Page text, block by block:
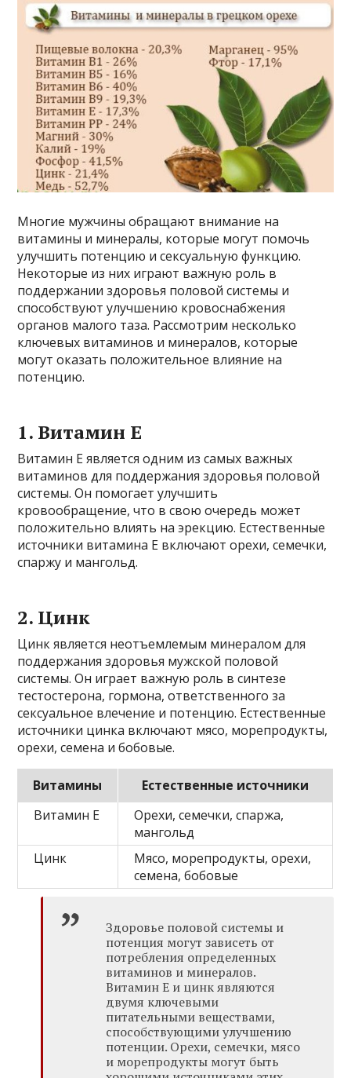
Многие мужчины обращают внимание на
витамины и минералы, которые могут помочь
улучшить потенцию и сексуальную функцию.
Некоторые из них играют важную роль в
поддержании здоровья половой системы и
способствуют улучшению кровоснабжения
органов малого таза. Рассмотрим несколько
ключевых витаминов и минералов, которые
могут оказать положительное влияние на
потенцию.
1. Витамин Е
Витамин Е является одним из самых важных
витаминов для поддержания здоровья половой
системы. Он помогает улучшить
кровообращение, что в свою очередь может
положительно влиять на эрекцию. Естественные
источники витамина Е включают орехи, семечки,
спаржу и мангольд.
2. Цинк
Цинк является неотъемлемым минералом для
поддержания здоровья мужской половой
системы. Он играет важную роль в синтезе
тестостерона, гормона, ответственного за
сексуальное влечение и потенцию. Естественные
источники цинка включают мясо, морепродукты,
орехи, семена и бобовые.
Витамины
Естественные источники
Витамин Е
Орехи, семечки, спаржа,
мангольд
Цинк
Мясо, морепродукты, орехи,
семена, бобовые
Здоровье половой системы и
потенция могут зависеть от
потребления определенных
витаминов и минералов.
Витамин Е и цинк являются
двумя ключевыми
питательными веществами,
способствующими улучшению
потенции. Орехи, семечки, мясо
и морепродукты могут быть